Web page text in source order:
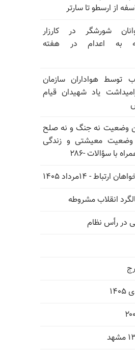
از ارسطو تا سارتر
شورشگر در کارزار
به اعدام در هفته
توسط هواداران سازمان
یاد شهیدان قیام
وضعیت نه جنگ و نه صلح
وضعیت معیشتی و زندگی
با سؤالات -۲۸۶
- ۱۴مرداد ۱۴۰۵
در رأس نظام